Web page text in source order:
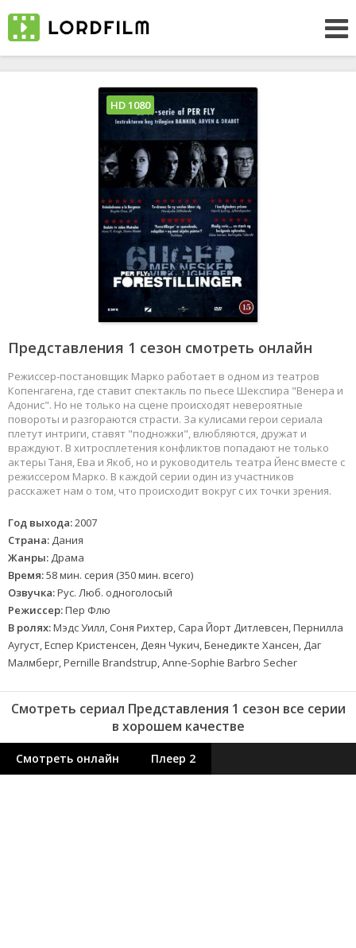
Представления 1 сезон смотреть онлайн
Режиссер-постановщик Марко работает в одном из театров
Копенгагена, где ставит спектакль по пьесе Шекспира "Венера и
Адонис". Но не только на сцене происходят невероятные
повороты и разгораются страсти. За кулисами герои сериала
плетут интриги, ставят "подножки", влюбляются, дружат и
враждуют. В хитросплетения конфликтов попадают не только
актеры Таня, Ева и Якоб, но и руководитель театра Йенс вместе с
режиссером Марко. В каждой серии один из участников
расскажет нам о том, что происходит вокруг с их точки зрения.
Год выхода:2007
Страна: Дания
Жанры: Драма
Время:58 мин. серия (350 мин. всего)
Озвучка:Рус. Люб. одноголосый
Режиссер:Пер Флю
В ролях:Мэдс Уилл, Соня Рихтер, Сара Йорт Дитлевсен, Пернилла
Аугуст, Еспер Кристенсен, Деян Чукич, Бенедикте Хансен, Даг
Малмберг, Pernille Brandstrup, Anne-Sophie Barbro Secher
HD 1080
Смотреть сериал Представления 1 сезон все серии
в хорошем качестве
Смотреть онлайн Плеер 2